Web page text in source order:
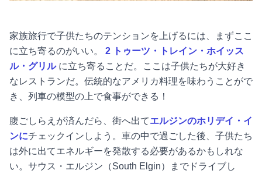
家族旅行で子供たちのテンションを上げるには、まずここ
に立ち寄るのがいい。 2 トゥーツ・トレイン・ホイッス
ル・グリル に立ち寄ることだ。ここは子供たちが大好き
なレストランだ。伝統的なアメリカ料理を味わうことがで
き、列車の模型の上で食事ができる！
腹ごしらえが済んだら、街へ出てエルジンのホリデイ・イ
ンにチェックインしよう。車の中で過ごした後、子供たち
は外に出てエネルギーを発散する必要があるかもしれな
い。サウス・エルジン（South Elgin）までドライブし